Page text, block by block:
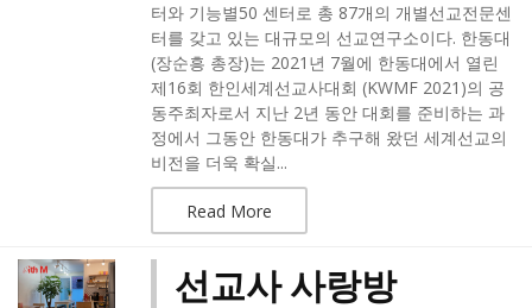
터와 기능별50 센터로 총 87개의 개별선교전문센
터를 갖고 있는 대규모의 선교연구소이다. 한동대
(장순흥 총장)는 2021년 7월에 한동대에서 열린
제16회 한인세계선교사대회 (KWMF 2021)의 공
동주최자로서 지난 2년 동안 대회를 준비하는 과
정에서 그동안 한동대가 추구해 왔던 세계선교의
비전을 더욱 확실...
Read More
선교사 사랑방